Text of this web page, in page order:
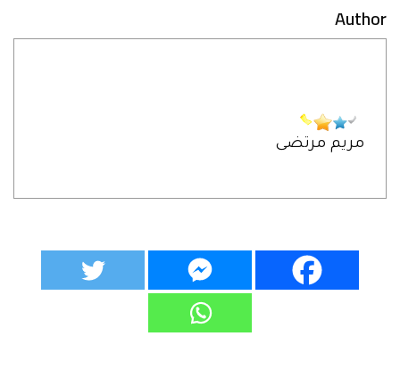
Author
مريم مرتضى